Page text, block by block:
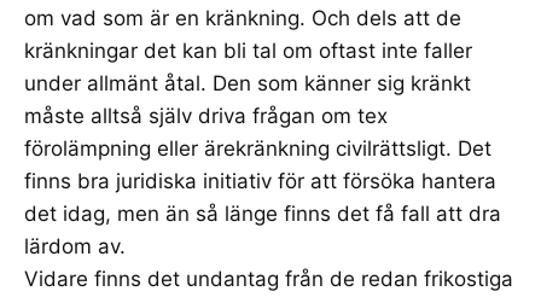
om vad som är en kränkning. Och dels att de
kränkningar det kan bli tal om oftast inte faller
under allmänt åtal. Den som känner sig kränkt
måste alltså själv driva frågan om tex
förolämpning eller ärekränkning civilrättsligt. Det
finns bra juridiska initiativ för att försöka hantera
det idag, men än så länge finns det få fall att dra
lärdom av.
Vidare finns det undantag från de redan frikostiga